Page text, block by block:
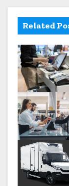
a
w
p
i
s
u
Related